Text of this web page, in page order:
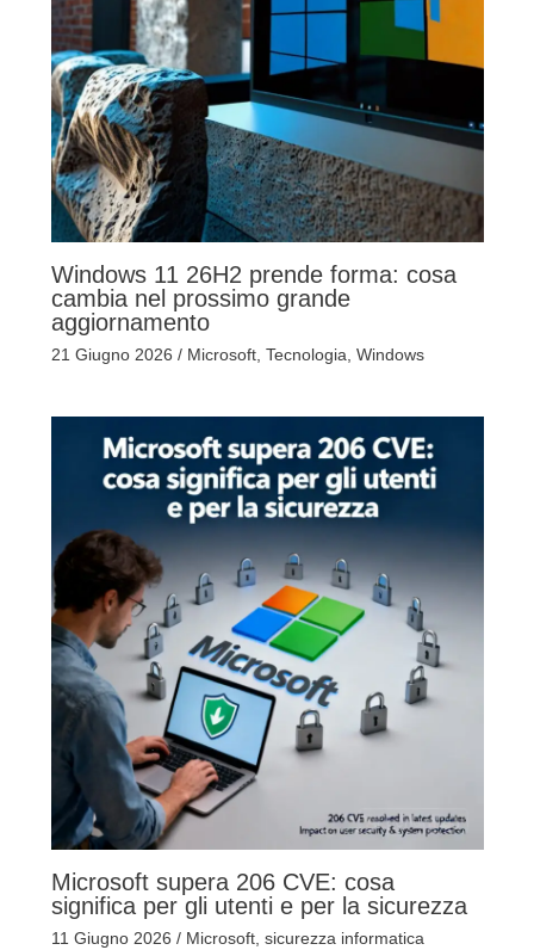
Windows 11 26H2 prende forma: cosa
cambia nel prossimo grande
aggiornamento
21 Giugno 2026 / Microsoft, Tecnologia Windows
Microsoft supera 206 CVE: cosa
significa per gli utenti e per la sicurezza
11 Giugno 2026 / Microsoft, sicurezza informatica